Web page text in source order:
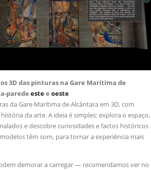
3D das pinturas na Gare Marítima de
parede estee oeste
da Gare Marítima de Alcântara em 3D, com
da arte. A ideia é simples: explora o espaço,
e descobre curiosidades e factos históricos
têm som, para tornar a experiência mais
demorar a carregar — recomendamos ver no